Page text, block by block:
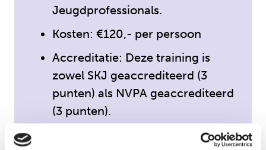
Jeugdprofessionals.
Kosten: €120,- per persoon
Accreditatie: Deze training is
zowel SKJ geaccrediteerd (3
punten) als NVPA geaccrediteerd
(3 punten).